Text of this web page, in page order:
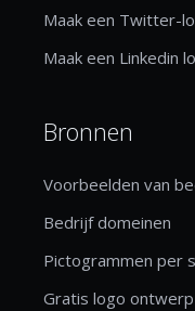
Maak een Twitter-
Maak een Linkedin
Bronnen
Voorbeelden van
Bedrijf domeinen
Pictogrammen per
Gratis logo ontwerp